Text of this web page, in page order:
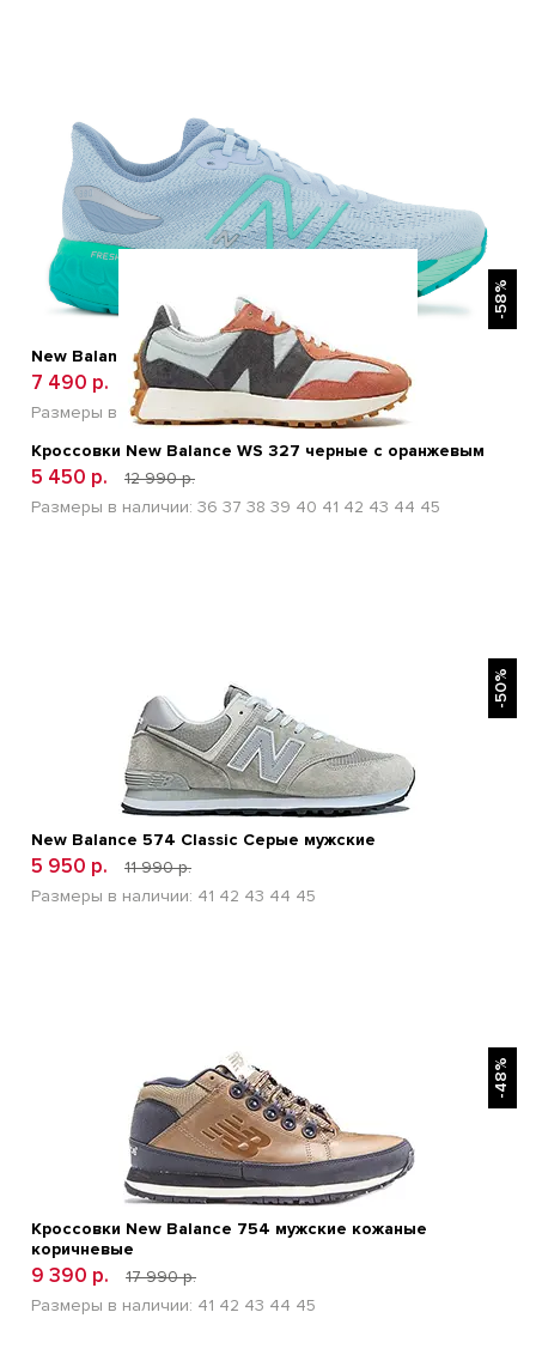
New Balance 880 V12 Серый
7 490 р.
15 600 р.
Размеры в наличии:
36 37 38 39
-58%
Кроссовки New Balance WS 327 черные с оранжевым
5 450 р.
12 990 р.
Размеры в наличии: 36 37 38 39 40 41 42 43 44 45
-50%
New Balance 574 Classic Серые мужские
5 950 р.
11 990 р.
Размеры в наличии: 41 42 43 44 45
-48%
Кроссовки New Balance 754 мужские кожаные
коричневые
9 390 р.
17 990 р.
Размеры в наличии: 41 42 43 44 45